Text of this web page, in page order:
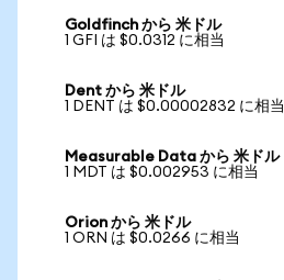
Goldfinch から 米ドル
1 GFI は $0.0312 に相当
Dent から 米ドル
1 DENT は $0.00002832 に相当
Measurable Data から 米ドル
1 MDT は $0.002953 に相当
Orion から 米ドル
1 ORN は $0.0266 に相当